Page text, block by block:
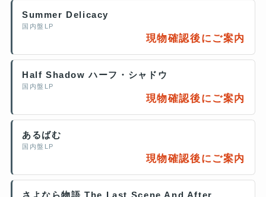
Summer Delicacy
国内盤LP
現物確認後にご案内
Half Shadow ハーフ・シャドウ
国内盤LP
現物確認後にご案内
あるばむ
国内盤LP
現物確認後にご案内